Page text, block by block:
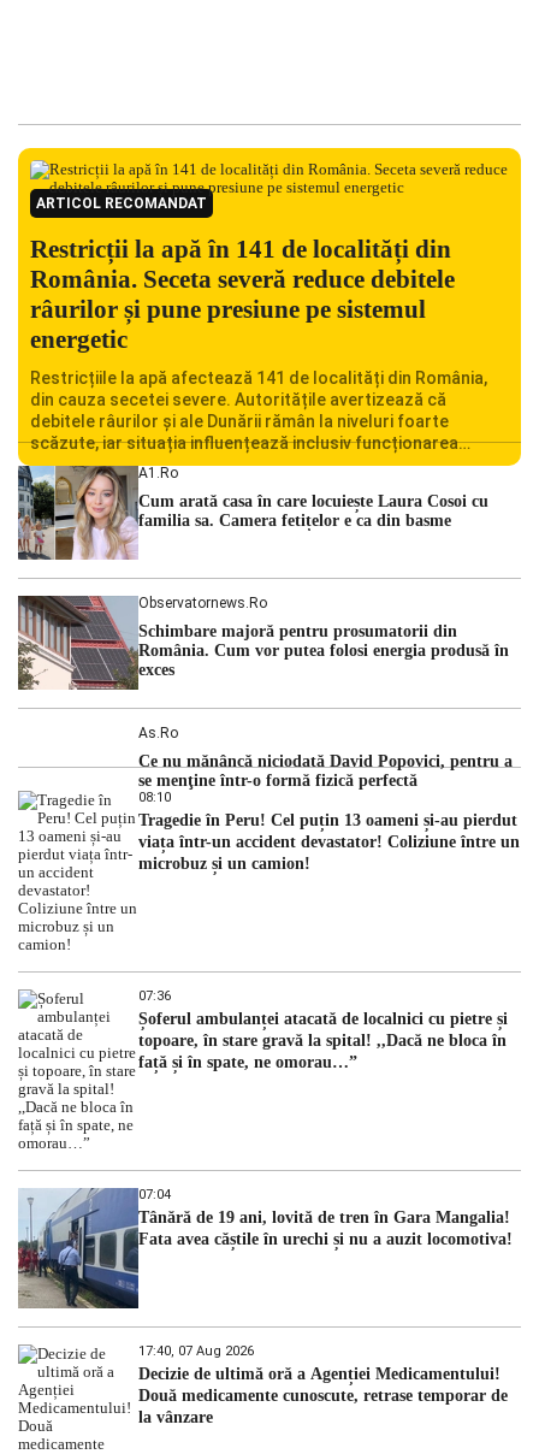
ARTICOL RECOMANDAT
Restricții la apă în 141 de localități din
România. Seceta severă reduce debitele
râurilor și pune presiune pe sistemul
energetic
Restricțiile la apă afectează 141 de localități din România,
din cauza secetei severe. Autoritățile avertizează că
debitele râurilor și ale Dunării rămân la niveluri foarte
scăzute, iar situația influențează inclusiv funcționarea
Centralei Nucleare de la Cernavodă. România se confruntă
cu una dintre cele mai dificile perioade din punct de vedere
hidrologic din ultimii ani. Lipsa […]
A1.ro
Cum arată casa în care locuiește Laura Cosoi cu
familia sa. Camera fetițelor e ca din basme
Observatornews.ro
Schimbare majoră pentru prosumatorii din
România. Cum vor putea folosi energia produsă în
exces
As.ro
Ce nu mănâncă niciodată David Popovici, pentru a
se menţine într-o formă fizică perfectă
08:10
Tragedie în Peru! Cel puțin 13 oameni și-au pierdut
viața într-un accident devastator! Coliziune între un
microbuz și un camion!
07:36
Șoferul ambulanței atacată de localnici cu pietre și
topoare, în stare gravă la spital! ,,Dacă ne bloca în
față și în spate, ne omorau…”
07:04
Tânără de 19 ani, lovită de tren în Gara Mangalia!
Fata avea căștile în urechi și nu a auzit locomotiva!
17:40, 07 Aug 2026
Decizie de ultimă oră a Agenției Medicamentului!
Două medicamente cunoscute, retrase temporar de
la vânzare